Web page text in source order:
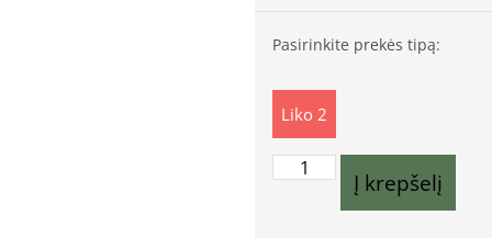
Pasirinkite prekės tipą:
Liko 2
Į krepšelį